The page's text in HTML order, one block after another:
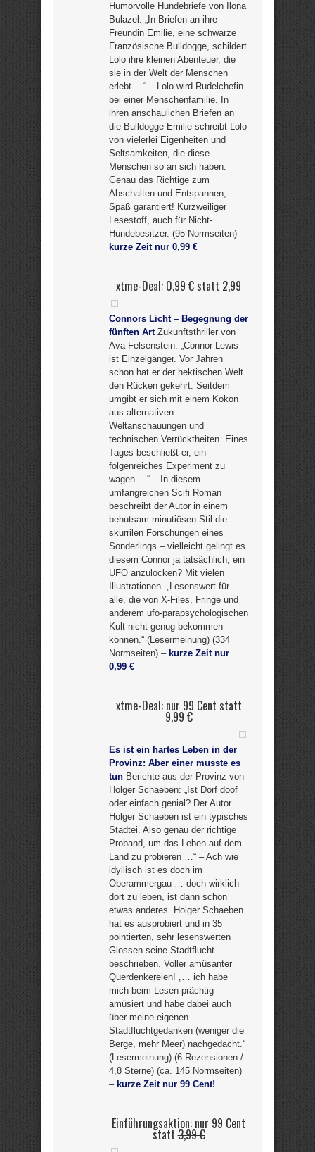
Humorvolle Hundebriefe von Ilona
Bulazel: „In Briefen an ihre
Freundin Emilie, eine schwarze
Französische Bulldogge, schildert
Lolo ihre kleinen Abenteuer, die
sie in der Welt der Menschen
erlebt …“ – Lolo wird Rudelchefin
bei einer Menschenfamilie. In
ihren anschaulichen Briefen an
die Bulldogge Emilie schreibt Lolo
von vielerlei Eigenheiten und
Seltsamkeiten, die diese
Menschen so an sich haben.
Genau das Richtige zum
Abschalten und Entspannen,
Spaß garantiert! Kurzweiliger
Lesestoff, auch für Nicht-
Hundebesitzer. (95 Normseiten) –
kurze Zeit nur 0,99 €
xtme-Deal: 0,99 € statt 2,99
Connors Licht – Begegnung der
fünften ArtZukunftsthriller von
Ava Felsenstein: „Connor Lewis
ist Einzelgänger. Vor Jahren
schon hat er der hektischen Welt
den Rücken gekehrt. Seitdem
umgibt er sich mit einem Kokon
aus alternativen
Weltanschauungen und
technischen Verrücktheiten. Eines
Tages beschließt er, ein
folgenreiches Experiment zu
wagen …“ – In diesem
umfangreichen Scifi Roman
beschreibt der Autor in einem
behutsam-minutiösen Stil die
skurrilen Forschungen eines
Sonderlings – vielleicht gelingt es
diesem Connor ja tatsächlich, ein
UFO anzulocken? Mit vielen
Illustrationen. „Lesenswert für
alle, die von X-Files, Fringe und
anderem ufo-parapsychologischen
Kult nicht genug bekommen
können.“ (Lesermeinung) (334
Normseiten) – kurze Zeit nur
0,99 €
xtme-Deal: nur 99 Cent statt
9,99 €
Es ist ein hartes Leben in der
Provinz: Aber einer musste es
tun Berichte aus der Provinz von
Holger Schaeben: „Ist Dorf doof
oder einfach genial? Der Autor
Holger Schaeben ist ein typisches
Stadtei. Also genau der richtige
Proband, um das Leben auf dem
Land zu probieren …“ – Ach wie
idyllisch ist es doch im
Oberammergau … doch wirklich
dort zu leben, ist dann schon
etwas anderes. Holger Schaeben
hat es ausprobiert und in 35
pointierten, sehr lesenswerten
Glossen seine Stadtflucht
beschrieben. Voller amüsanter
Querdenkereien! „… ich habe
mich beim Lesen prächtig
amüsiert und habe dabei auch
über meine eigenen
Stadtfluchtgedanken (weniger die
Berge, mehr Meer) nachgedacht.“
(Lesermeinung) (6 Rezensionen /
4,8 Sterne) (ca. 145 Normseiten)
– kurze Zeit nur 99 Cent!
Einführungsaktion: nur 99 Cent
statt3,99 €